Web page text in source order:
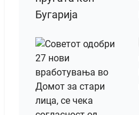
Бугарија